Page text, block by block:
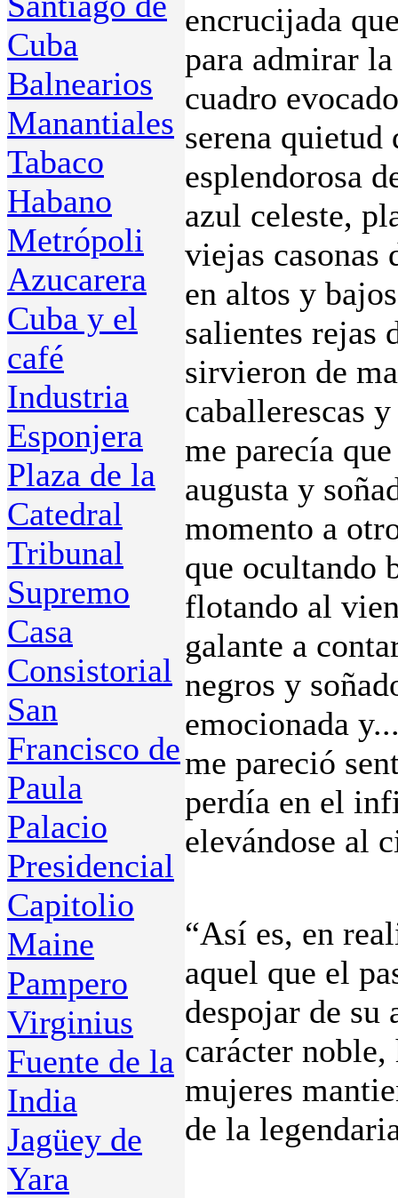
Cuba
Balnearios
Manantiales
Tabaco
Habano
Metrópoli
Azucarera
Cuba y el
café
Industria
Esponjera
Plaza de la
Catedral
Tribunal
Supremo
Casa
Consistorial
San
Francisco de
Paula
Palacio
Presidencial
Capitolio
Maine
Pampero
Virginius
Fuente de la
India
Jagüey de
Yara
encrucijada
para admirar
cuadro
serena
esplendorosa
azul celeste,
viejas casonas
en altos y
salientes rejas
sirvieron de
caballerescas
me parecía
augusta y
momento a
que ocultando
flotando al
galante a
negros y
emocionada
me pareció
perdía en el
elevándose al
“Así es, en
aquel que el
despojar de su
carácter
mujeres
de la